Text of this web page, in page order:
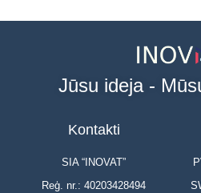
Jūsu ideja -
Kontakti
SIA “INOVAT”
Reģ. nr.: 40203428494